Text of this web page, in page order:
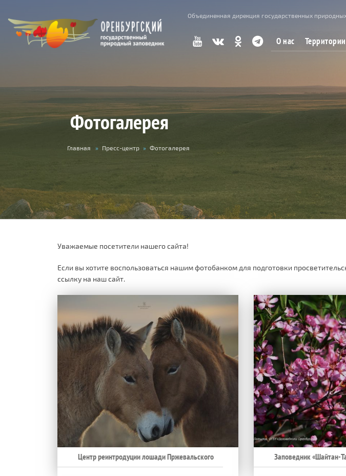
Объединенная дирекция государственных
О нас Территории
Фотогалерея
Вы
Главная » Пресс-центр » Фотогалерея
Уважаемые посетители нашего сайта!
Если вы хотите воспользоваться нашим фотобанком для подготовки
ссылку на наш сайт.
Центр реинтродуции лошади Пржевальского Заповедник «Шайтан-